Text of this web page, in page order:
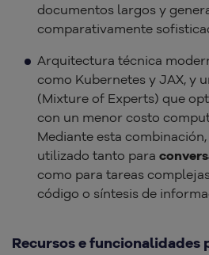
documentos largos y
comparativamente
Arquitectura técnica
como Kubernetes y JAX, y
(Mixture of Experts) que
con un menor costo
Mediante esta
utilizado tanto para
como para tareas
código o síntesis de
Recursos e funcionalidades